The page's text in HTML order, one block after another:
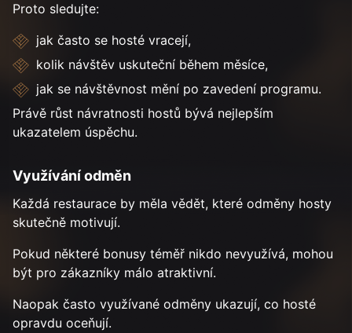
Proto sledujte:
jak často se hosté vracejí,
kolik návštěv uskuteční během měsíce,
jak se návštěvnost mění po zavedení programu.
Právě růst návratnosti hostů bývá nejlepším
ukazatelem úspěchu.
Využívání odměn
Každá restaurace by měla vědět, které odměny hosty
skutečně motivují.
Pokud některé bonusy téměř nikdo nevyužívá, mohou
být pro zákazníky málo atraktivní.
Naopak často využívané odměny ukazují, co hosté
opravdu oceňují.